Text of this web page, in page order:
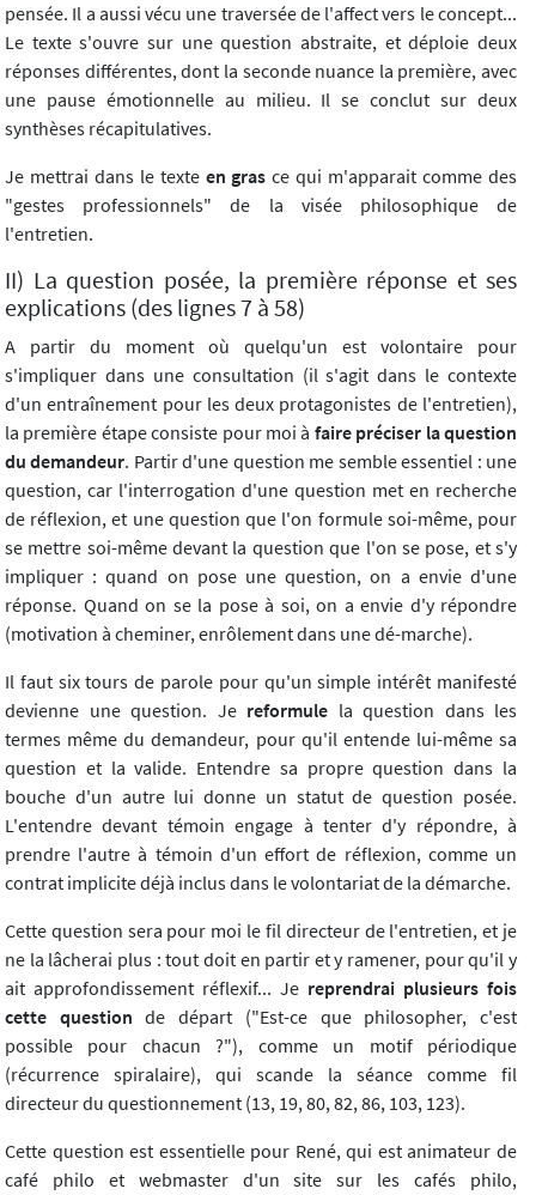
pensée. Il a aussi vécu une traversée de l'affect vers le concept...
Le texte s'ouvre sur une question abstraite, et déploie deux
réponses différentes, dont la seconde nuance la première, avec
une pause émotionnelle au milieu. Il se conclut sur deux
synthèses récapitulatives.
Je mettrai dans le texte en grasce qui m'apparait comme des
"gestes professionnels" de la visée philosophique de
l'entretien.
II) La question posée, la première réponse et ses
explications (des lignes 7 à 58)
A partir du moment où quelqu'un est volontaire pour
s'impliquer dans une consultation (il s'agit dans le contexte
d'un entraînement pour les deux protagonistes de l'entretien),
la première étape consiste pour moi à faire préciser la question
du demandeur. Partir d'une question me semble essentiel : une
question, car l'interrogation d'une question met en recherche
de réflexion, et une question que l'on formule soi-même, pour
se mettre soi-même devant la question que l'on se pose, et s'y
impliquer : quand on pose une question, on a envie d'une
réponse. Quand on se la pose à soi, on a envie d'y répondre
(motivation à cheminer, enrôlement dans une dé-marche).
Il faut six tours de parole pour qu'un simple intérêt manifesté
devienne une question. Je reformule la question dans les
termes même du demandeur, pour qu'il entende lui-même sa
question et la valide. Entendre sa propre question dans la
bouche d'un autre lui donne un statut de question posée.
L'entendre devant témoin engage à tenter d'y répondre, à
prendre l'autre à témoin d'un effort de réflexion, comme un
contrat implicite déjà inclus dans le volontariat de la démarche.
Cette question sera pour moi le fil directeur de l'entretien, et je
ne la lâcherai plus : tout doit en partir et y ramener, pour qu'il y
ait approfondissement réflexif... Je reprendrai plusieurs fois
cette questionde départ ("Est-ce que philosopher, c'est
possible pour chacun ?"), comme un motif périodique
(récurrence spiralaire), qui scande la séance comme fil
directeur du questionnement (13, 19, 80, 82, 86, 103, 123).
Cette question est essentielle pour René, qui est animateur de
café philo et webmaster d'un site sur les cafés philo,